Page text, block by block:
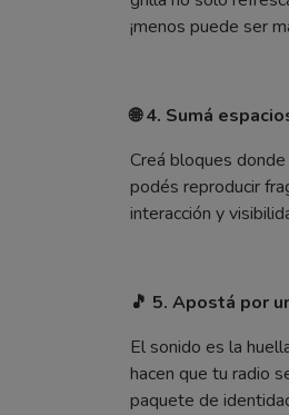
¡menos puede ser
🌐 4. Sumá
Creá bloques
podés reproducir
interacción y
🎵 5. Apostá por
El sonido es la
hacen que tu radio
paquete de